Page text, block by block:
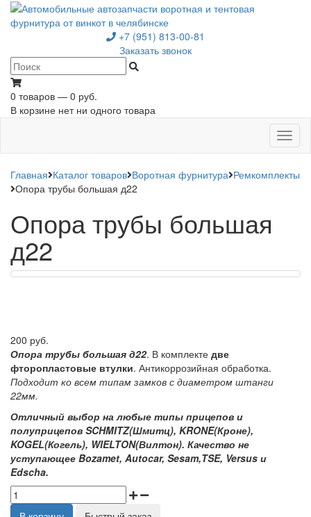
+7 (951) 813-00-81
Заказать звонок
0 товаров — 0 руб.
В корзине нет ни одного товара
Главная Каталог товаров Воротная фурнитура Ремкомплекты
Опора трубы большая д22
Опора трубы большая
д22
200 руб.
Опора трубы большая д22. В комплекте две
фторопластовые втулки. Антикоррозийная обработка.
Подходит ко всем типам замков с диаметром штанги
22мм.
Отличный выбор на любые типы прицепов и
полуприцепов SCHMITZ(Шмитц), KRONE(Кроне),
KOGEL(Когель), WIELTON(Вилтон). Качество не
уступающее Bozamet, Autocar, Sesam,TSE, Versus и
Edscha.